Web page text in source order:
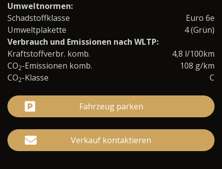
Umweltnormen:
Schadstoffklasse
Euro 6e
Umweltplakette
4 (Grün)
Verbrauch und Emissionen nach WLTP:
Kraftstoffverbr. komb.
4,8 l/100km
CO2-Emissionen komb.
108 g/km
CO2-Klasse C
Fahrzeug parken
Verkauf kontaktieren